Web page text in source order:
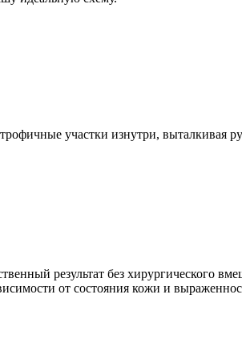
участки изнутри, выталкивая
результат без хирургического
от состояния кожи и